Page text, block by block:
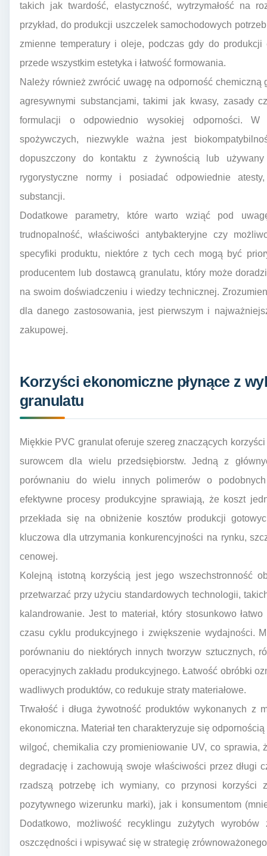
takich jak twardość, elastyczność, wytrzymałość na
przykład, do produkcji uszczelek samochodowych
zmienne temperatury i oleje, podczas gdy do
przede wszystkim estetyka i łatwość formowania.
Należy również zwrócić uwagę na odporność chemiczną
agresywnymi substancjami, takimi jak kwasy, zasady
formulacji o odpowiednio wysokiej odporności. W
spożywczych, niezwykle ważna jest
dopuszczony do kontaktu z żywnością lub
rygorystyczne normy i posiadać odpowiednie
substancji.
Dodatkowe parametry, które warto wziąć pod
trudnopalność, właściwości antybakteryjne czy
specyfiki produktu, niektóre z tych cech mogą być
producentem lub dostawcą granulatu, który może
na swoim doświadczeniu i wiedzy technicznej.
dla danego zastosowania, jest pierwszym i
zakupowej.
Korzyści ekonomiczne płynące z
granulatu
Miękkie PVC granulat oferuje szereg znaczących
surowcem dla wielu przedsiębiorstw. Jedną z
porównaniu do wielu innych polimerów o
efektywne procesy produkcyjne sprawiają, że koszt
przekłada się na obniżenie kosztów produkcji
kluczowa dla utrzymania konkurencyjności na rynku,
cenowej.
Kolejną istotną korzyścią jest jego wszechstronność
przetwarzać przy użyciu standardowych technologii,
kalandrowanie. Jest to materiał, który stosunkowo
czasu cyklu produkcyjnego i zwiększenie wydajności.
porównaniu do niektórych innych tworzyw sztucznych,
operacyjnych zakładu produkcyjnego. Łatwość obróbki
wadliwych produktów, co redukuje straty materiałowe.
Trwałość i długa żywotność produktów wykonanych z
ekonomiczna. Materiał ten charakteryzuje się
wilgoć, chemikalia czy promieniowanie UV, co
degradację i zachowują swoje właściwości przez długi
rzadszą potrzebę ich wymiany, co przynosi korzyści
pozytywnego wizerunku marki), jak i konsumentom
Dodatkowo, możliwość recyklingu zużytych
oszczędności i wpisywać się w strategię